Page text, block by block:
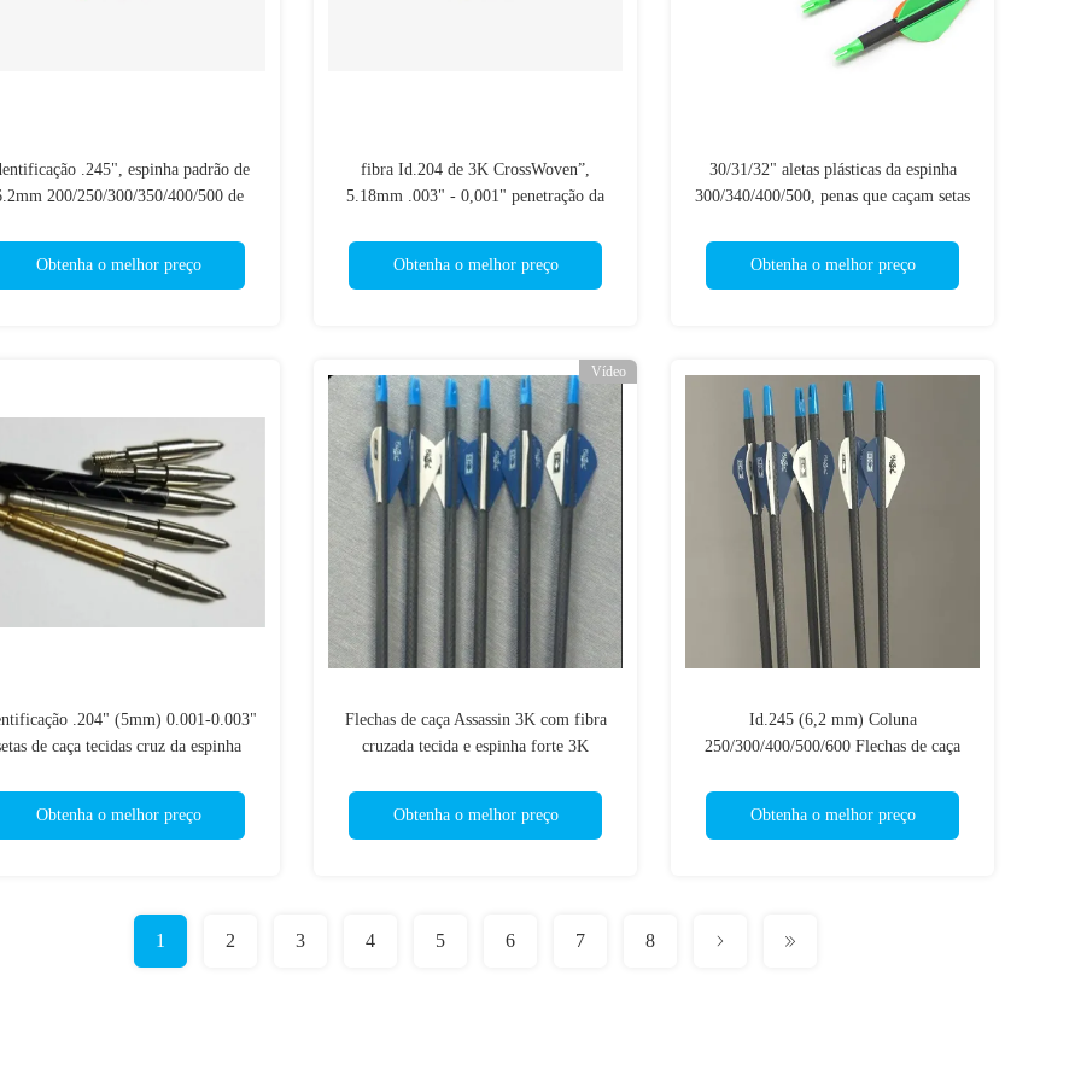
.245", espinha padrão de
200/250/300/350/400/500 de
Obtenha o melhor preço
fibra Id.204 de 3K CrossWoven”,
5.18mm .003" - 0,001" penetração da
Obtenha o melhor preço
30/31/32" aletas plásticas da espinha
300/340/400/500, penas que caçam setas
Obtenha o melhor preço
.204" (5mm) 0.001-0.003"
de caça tecidas cruz da espinha
Obtenha o melhor preço
Vídeo
Flechas de caça Assassin 3K com fibra
cruzada tecida e espinha forte 3K
Obtenha o melhor preço
Id.245 (6,2 mm) Coluna
250/300/400/500/600 Flechas de caça
Obtenha o melhor preço
1 2 3 4 5 6 7 8